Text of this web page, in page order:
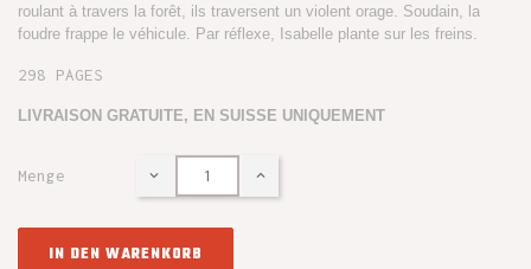
roulant à travers la forêt, ils traversent un violent orage. Soudain, la
foudre frappe le véhicule. Par réflexe, Isabelle plante sur les freins.
298 PAGES
LIVRAISON GRATUITE, EN SUISSE UNIQUEMENT
Menge
IN DEN WARENKORB